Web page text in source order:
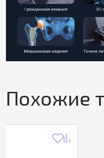
Похожие